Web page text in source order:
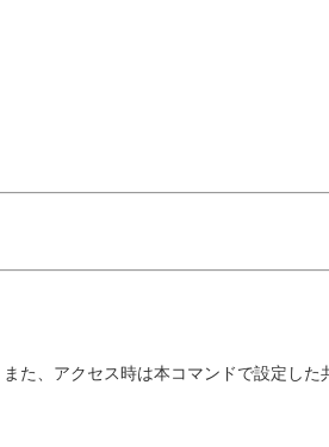
た、アクセス時は本コマンドで設定した